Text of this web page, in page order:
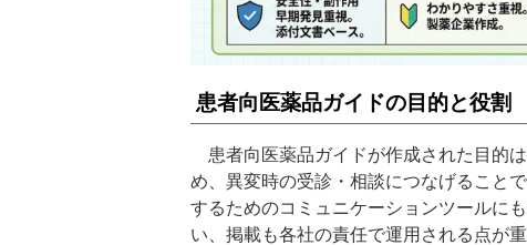
患者向医薬品ガイドの目的と役割
患者向医薬品ガイドが作成された目的
め、異変時の受診・相談につなげること
するためのコミュニケーションツールに
い、掲載も各社の責任で運用される点が